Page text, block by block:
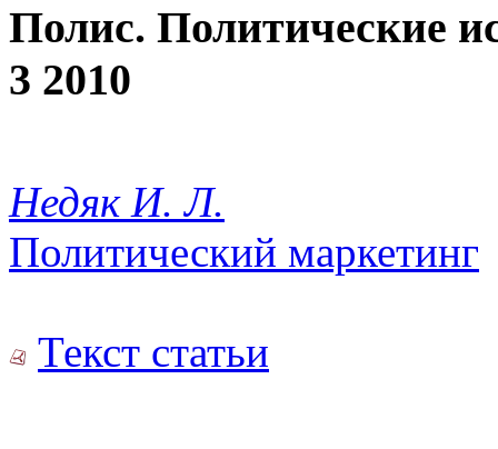
Полис. Политические
3 2010
Недяк И. Л.
Политический маркетинг
Текст статьи